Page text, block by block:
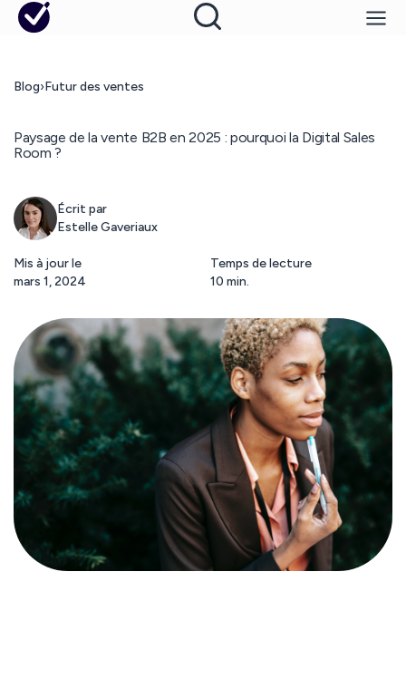
Blog›Futur des ventes
Paysage de la vente B2B en 2025 : pourquoi la Digital Sales
Room ?
Écrit par
Estelle Gaveriaux
Mis à jour le
mars 1, 2024
Temps de lecture
10 min.